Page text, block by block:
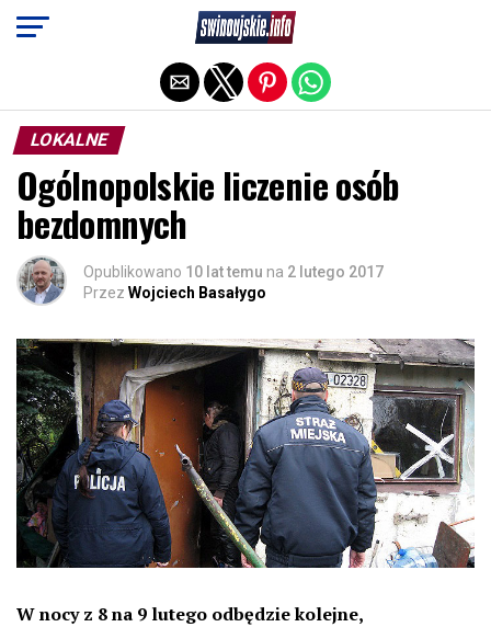
LOKALNE
Ogólnopolskie liczenie osób
bezdomnych
Opublikowano 10 lat temu na 2 lutego 2017
Przez Wojciech Basałygo
W nocy z 8 na 9 lutego odbędzie kolejne,
Exit mobile version